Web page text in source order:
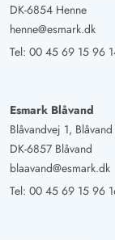
DK-6854 Henne
henne@esmark.dk
Tel: 00 45 69 15 96
Esmark Blåvand
Blåvandvej 1, Blåvand
DK-6857 Blåvand
blaavand@esmark.dk
Tel: 00 45 69 15 96